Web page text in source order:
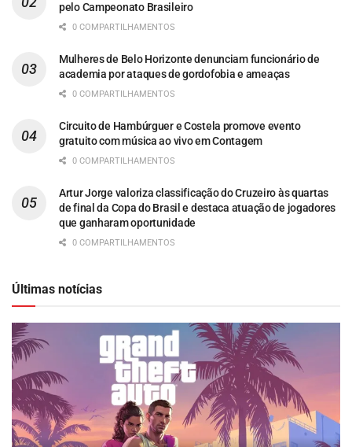
pelo Campeonato Brasileiro
0 COMPARTILHAMENTOS
Mulheres de Belo Horizonte denunciam funcionário de
academia por ataques de gordofobia e ameaças
0 COMPARTILHAMENTOS
Circuito de Hambúrguer e Costela promove evento
gratuito com música ao vivo em Contagem
0 COMPARTILHAMENTOS
Artur Jorge valoriza classificação do Cruzeiro às quartas
de final da Copa do Brasil e destaca atuação de jogadores
que ganharam oportunidade
0 COMPARTILHAMENTOS
Últimas notícias